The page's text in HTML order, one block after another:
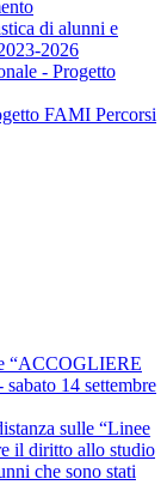
di alunni e
2026
- Progetto
FAMI Percorsi
“ACCOGLIERE
14 settembre
sulle “Linee
il diritto allo studio
che sono stati